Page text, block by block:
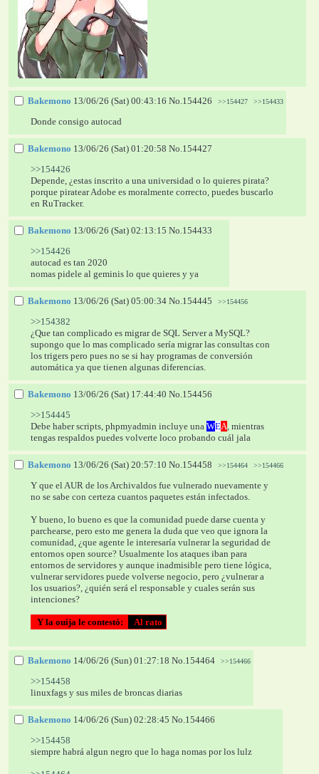
Bakemono 13/06/26 (Sat) 00:43:16 No. 154426 >>154427 >>154433
Donde consigo autocad
Bakemono 13/06/26 (Sat) 01:20:58 No. 154427
>>154426
Depende, ¿estas inscrito a una universidad o lo quieres pirata?
porque piratear Adobe es moralmente correcto, puedes buscarlo
en RuTracker.
Bakemono 13/06/26 (Sat) 02:13:15 No. 154433
>>154426
autocad es tan 2020
nomas pidele al geminis lo que quieres y ya
Bakemono 13/06/26 (Sat) 05:00:34 No. 154445 >>154456
>>154382
¿Que tan complicado es migrar de SQL Server a MySQL?
supongo que lo mas complicado sería migrar las consultas con
los trigers pero pues no se si hay programas de conversión
automática ya que tienen algunas diferencias.
Bakemono 13/06/26 (Sat) 17:44:40 No. 154456
>>154445
Debe haber scripts, phpmyadmin incluye una WEA , mientras
tengas respaldos puedes volverte loco probando cuál jala
Bakemono 13/06/26 (Sat) 20:57:10 No. 154458 >>154464 >>154466
Y que el AUR de los Archivaldos fue vulnerado nuevamente y
no se sabe con certeza cuantos paquetes están infectados.
Y bueno, lo bueno es que la comunidad puede darse cuenta y
parchearse, pero esto me genera la duda que veo que ignora la
comunidad, ¿que agente le interesaría vulnerar la seguridad de
entornos open source? Usualmente los ataques iban para
entornos de servidores y aunque inadmisible pero tiene lógica,
vulnerar servidores puede volverse negocio, pero ¿vulnerar a
los usuarios?, ¿quién será el responsable y cuales serán sus
intenciones?
Y la ouija le contestó: Al rato
Bakemono 14/06/26 (Sun) 01:27:18 No. 154464 >>154466
>>154458
linuxfags y sus miles de broncas diarias
Bakemono 14/06/26 (Sun) 02:28:45 No. 154466
>>154458
siempre habrá algun negro que lo haga nomas por los lulz